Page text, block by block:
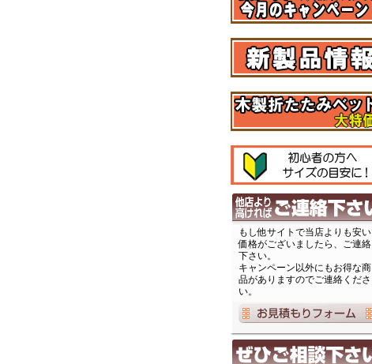
もし他サイトで当店よりも安い
価格がございましたら、ご連絡
下さい。
キャンペーン以外にもお得な商
品がありますのでご連絡くださ
い。